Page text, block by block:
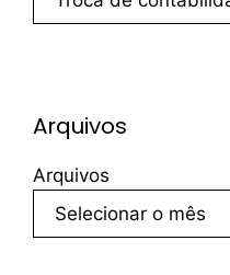
Arquivos
Arquivos